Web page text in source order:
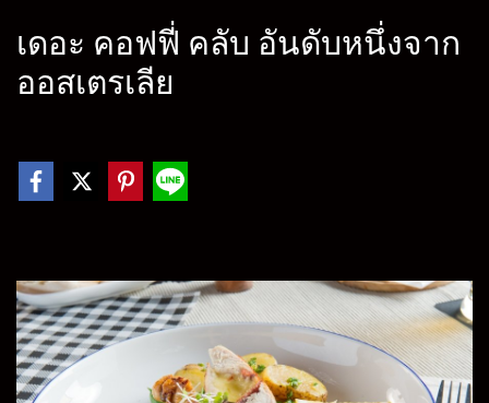
เดอะ คอฟฟี่ คลับ อันดับหนึ่งจาก
ออสเตรเลีย